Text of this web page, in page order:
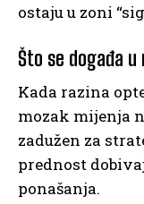
ostaju u zoni
Što se događa
Kada razina
mozak mijenja
zadužen za
prednost
ponašanja.